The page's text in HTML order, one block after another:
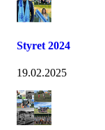
Styret 2024
19.02.2025